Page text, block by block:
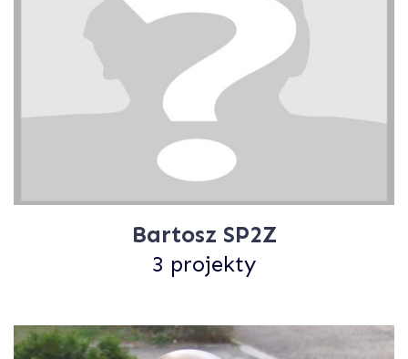
Bartosz SP2Z
3 projekty